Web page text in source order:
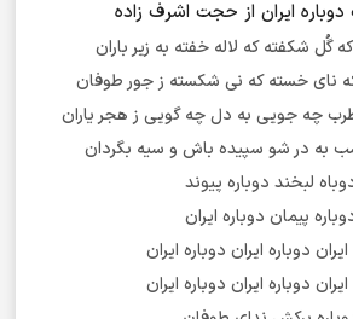
ایران از حجت اشرف زاده
گُل شکفته که لاله خفته به زیر باران
نای خسته که نی شکسته ز جور طوفان
چه جویی به دل چه گویی ز هجر یاران
به در شو سپیده باش و سیه بگردان
لبخند دوباره پیوند
پیمان دوباره ایران
دوباره ایران دوباره ایران
دوباره ایران دوباره ایران